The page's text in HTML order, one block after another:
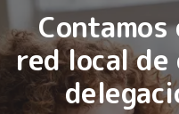
red local de